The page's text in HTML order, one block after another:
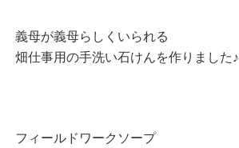
義母が義母らしくいられる
畑仕事用の手洗い石けんを作りました♪
フィールドワークソープ